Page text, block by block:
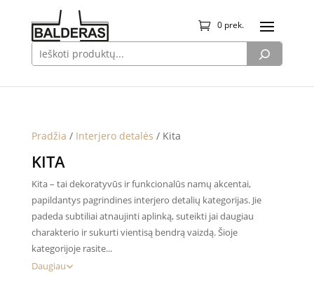
0 prek.
Pradžia / Interjero detalės / Kita
KITA
Kita – tai dekoratyvūs ir funkcionalūs namų akcentai,
papildantys pagrindines interjero detalių kategorijas. Jie
padeda subtiliai atnaujinti aplinką, suteikti jai daugiau
charakterio ir sukurti vientisą bendrą vaizdą. Šioje
kategorijoje rasite...
Daugiau